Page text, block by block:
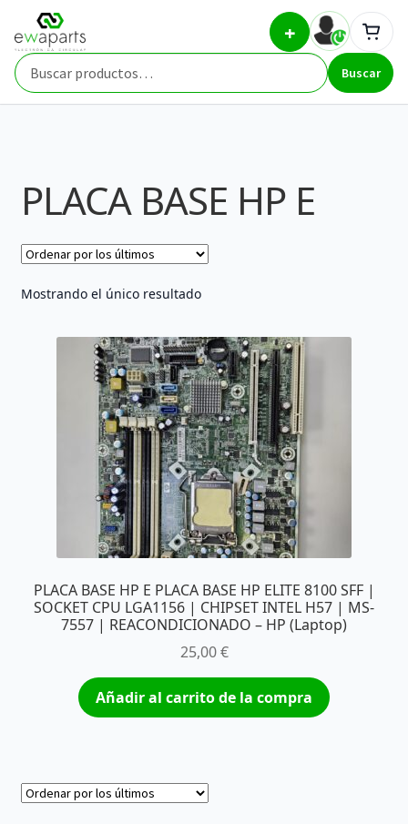
navegación
contenido
Buscar
por:
Buscar
+
Inicio PLACA BASE HP E
PLACA BASE HP E
Mostrando el único resultado
PLACA BASE HP E PLACA BASE HP ELITE 8100 SFF |
SOCKET CPU LGA1156 | CHIPSET INTEL H57 | MS-
7557 | REACONDICIONADO – HP (Laptop)
25,00€
Añadir al carrito de la compra